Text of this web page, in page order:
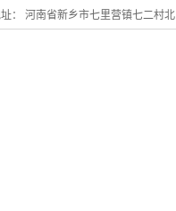
： 河南省新乡市七里营镇七二村北